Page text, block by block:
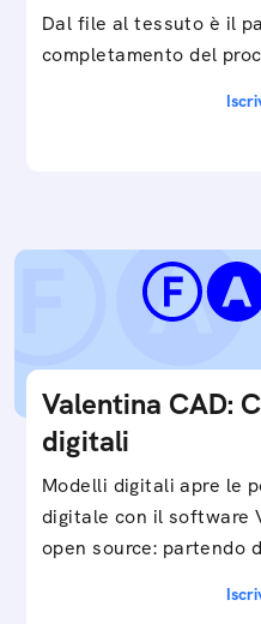
Dal file al tessuto è il
completamento del
Valentina CAD:
digitali
Modelli digitali apre le
digitale con il software
open source: partendo